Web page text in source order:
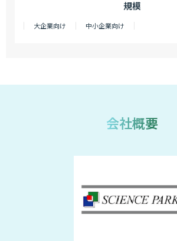
規模
大企業向け 中小企業向け
会社概要